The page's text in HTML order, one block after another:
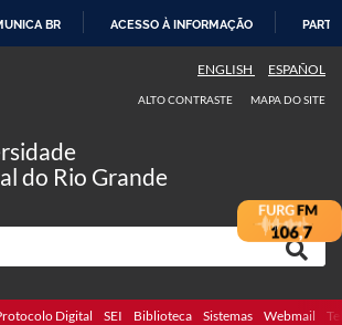
BR ACESSO À INFORMAÇÃO
ENGLISH ESPAÑOL
ALTO CONTRASTE MAPA DO SITE
do Rio Grande
Digital SEI Biblioteca Sistemas Webmail